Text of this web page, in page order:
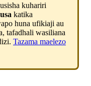
kuhariri
katika
huna ufikiaji au
, tafadhali wasiliana
. Tazama maelezo